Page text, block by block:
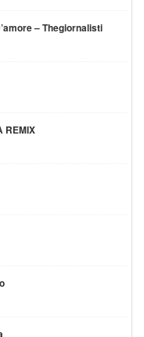
– Thegiornalisti
REMIX